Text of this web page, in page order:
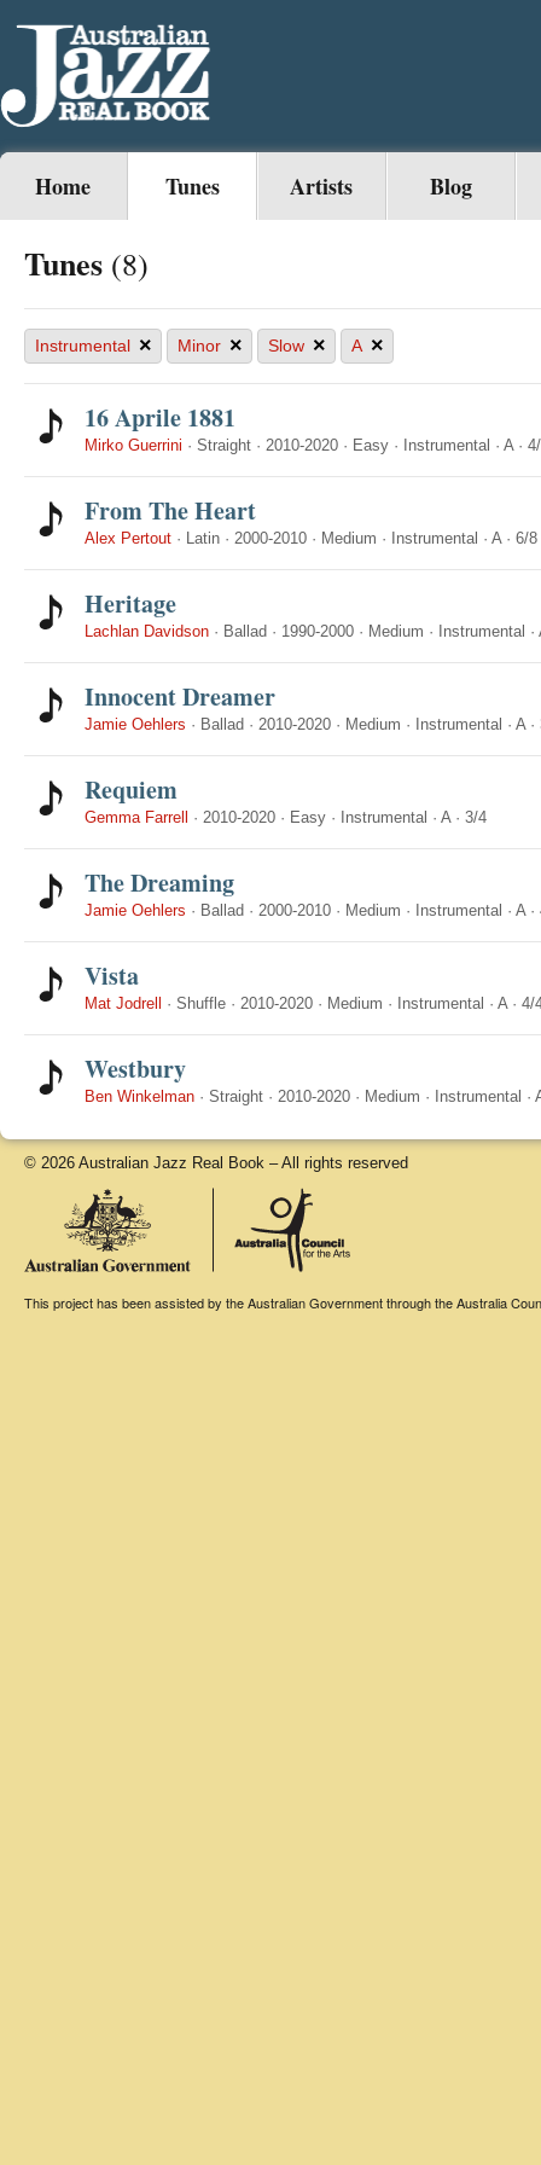
Home Tunes Artists Blog
Tunes (8)
Instrumental × Minor × Slow × A ×
16 Aprile 1881
Mirko Guerrini · Straight · 2010-2020 · Easy · Instrumental · A·
From The Heart
Alex Pertout · Latin · 2000-2010 · Medium · Instrumental · A· 6/8
Heritage
Lachlan Davidson · Ballad · 1990-2000 · Medium · Instrumental ·
Innocent Dreamer
Jamie Oehlers · Ballad · 2010-2020 · Medium · Instrumental · A·
Requiem
Gemma Farrell · 2010-2020 · Easy · Instrumental · A· 3/4
The Dreaming
Jamie Oehlers · Ballad · 2000-2010 · Medium · Instrumental · A·
Vista
Mat Jodrell · Shuffle · 2010-2020 · Medium · Instrumental · A· 4/
Westbury
Ben Winkelman · Straight · 2010-2020 · Medium · Instrumental ·
© 2026 Australian Jazz Real Book – All rights reserved
This project has been assisted by the Australian Government through the Australia